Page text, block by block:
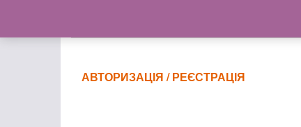
АВТОРИЗАЦІЯ / РЕЄСТРАЦІЯ